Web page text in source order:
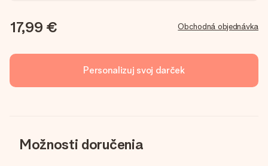
17,99 € Obchodná objednávka
Personalizuj svoj darček
Možnosti doručenia